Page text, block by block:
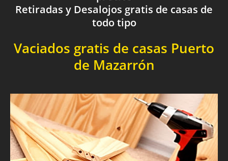
Retiradas y Desalojos gratis de casas de
todo tipo
Vaciados gratis de casas Puerto
de Mazarrón